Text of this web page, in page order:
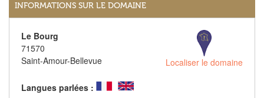
INFORMATIONS SUR LE DOMAINE
Le Bourg
71570
Saint-Amour-Bellevue
Localiser le domaine
Langues parlées :